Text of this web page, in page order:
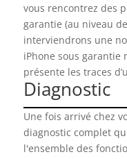
vous rencontrez des
garantie (au niveau
interviendrons une
iPhone sous garantie
présente les traces
Diagnostic
Une fois arrivé chez
diagnostic complet
l'ensemble des